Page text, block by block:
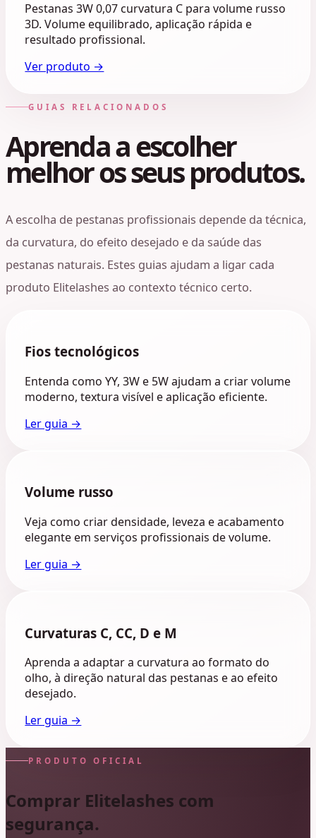
Pestanas 3W 0,07 curvatura C para volume russo
3D. Volume equilibrado, aplicação rápida e
resultado profissional.
Ver produto →
GUIAS RELACIONADOS
Aprenda a escolher
melhor os seus produtos.
A escolha de pestanas profissionais depende da técnica,
da curvatura, do efeito desejado e da saúde das
pestanas naturais. Estes guias ajudam a ligar cada
produto Elitelashes ao contexto técnico certo.
Fios tecnológicos
Entenda como YY, 3W e 5W ajudam a criar volume
moderno, textura visível e aplicação eficiente.
Ler guia →
Volume russo
Veja como criar densidade, leveza e acabamento
elegante em serviços profissionais de volume.
Ler guia →
Curvaturas C, CC, D e M
Aprenda a adaptar a curvatura ao formato do
olho, à direção natural das pestanas e ao efeito
desejado.
Ler guia →
PRODUTO OFICIAL
Comprar Elitelashes com
segurança.